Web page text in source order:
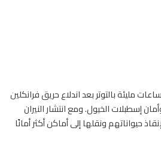
مليئة بالتوتر بعد اندلاع حريق فرانكلين
إسطبلاتالخيول. ومع انتشار النيران
حيواناتهم ونقلها إلى أماكن أكثر أمانًا